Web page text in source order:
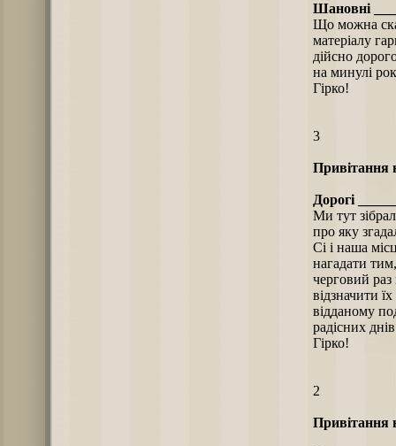
Шановні
Що можна
матеріалу
дійсно
на минулі
Гірко!
3
Привітання
Дорогі
Ми тут
про яку
Сі і наша
нагадати
черговий
відзначити
відданому
радісних
Гірко!
2
Привітання